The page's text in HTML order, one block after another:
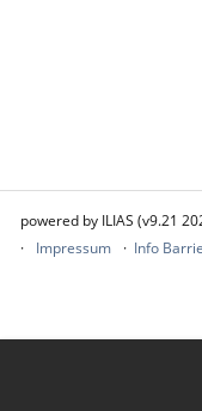
powered by ILIAS (v9.21
Impressum
Info